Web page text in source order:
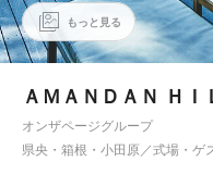
もっと見る
ＡＭＡＮＤＡＮ ＨＩ
オンザページグループ
県央・箱根・小田原 ／式場・ゲ